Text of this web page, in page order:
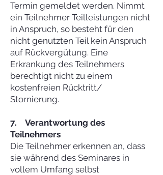
Termin gemeldet werden. Nimmt
ein Teilnehmer Teilleistungen nicht
in Anspruch, so besteht für den
nicht genutzten Teil kein Anspruch
auf Rückvergütung. Eine
Erkrankung des Teilnehmers
berechtigt nicht zu einem
kostenfreien Rücktritt/
Stornierung.
7. Verantwortung des
Teilnehmers
Die Teilnehmer erkennen an, dass
sie während des Seminares in
vollem Umfang selbst